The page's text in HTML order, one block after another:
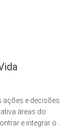
e decisões.
áreas do
e integrar o...